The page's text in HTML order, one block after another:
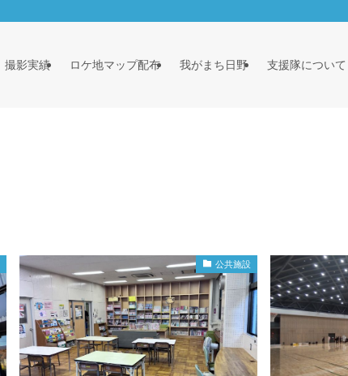
撮影実績 ロケ地マップ配布 我がまち日野 支援隊について
公共施設